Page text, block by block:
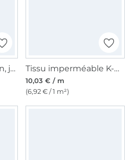
Tissu sweat molleton, jaune soleil Tissu imperméable K-way léger Uni, jaune fluo
10,03 € / m
(6,92 € / 1 m²)